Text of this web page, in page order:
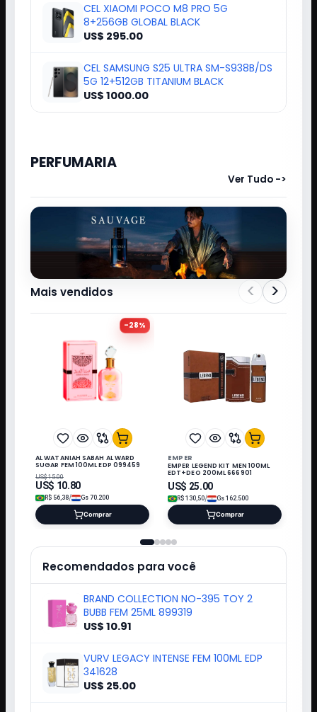
CEL XIAOMI POCO M8 PRO 5G
8+256GB GLOBAL BLACK
US$ 295.00
CEL SAMSUNG S25 ULTRA SM-S938B/DS
5G 12+512GB TITANIUM BLACK
US$ 1000.00
PERFUMARIA
Ver Tudo ->
Mais vendidos < >
-28%
AL WATANIAH SABAH AL WARD
SUGAR FEM 100ML EDP 099459
US$15.00
US$ 10.80
R$ 56,38/ Gs 70.200
Comprar
EMPER
EMPER LEGEND KIT MEN 100ML
EDT+DEO 200ML 666901
US$ 25.00
R$ 130,50/ Gs 162.500
Comprar
Recomendados para você
BRAND COLLECTION NO-395 TOY 2
BUBB FEM 25ML 899319
US$ 10.91
VURV LEGACY INTENSE FEM 100ML EDP
341628
US$ 25.00